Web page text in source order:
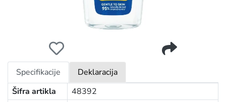
Specifikacije
Deklaracija
Šifra artikla
48392